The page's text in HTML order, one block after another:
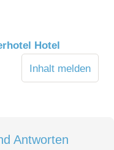
Hotel
Inhalt melden
Antworten